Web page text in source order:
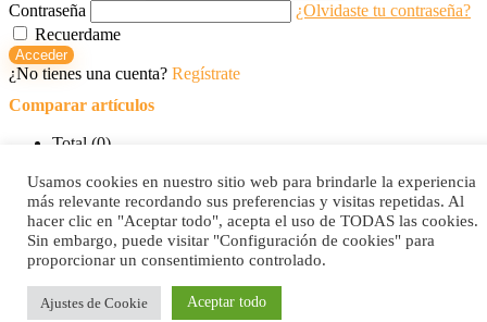
0 0
0 0
Usamos cookies en nuestro sitio web para brindarle la experiencia
más relevante recordando sus preferencias y visitas repetidas. Al
hacer clic en "Aceptar todo", acepta el uso de TODAS las cookies.
Sin embargo, puede visitar "Configuración de cookies" para
proporcionar un consentimiento controlado.
Ajustes de Cookie Aceptar todo
Contraseña
¿Olvidaste tu contraseña?
Recuerdame
Acceder
¿No tienes una cuenta? Regístrate
Comparar artículos
Total (0)
Comparar